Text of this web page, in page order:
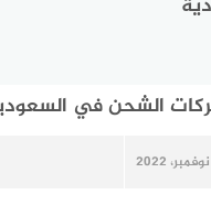
الشحن في